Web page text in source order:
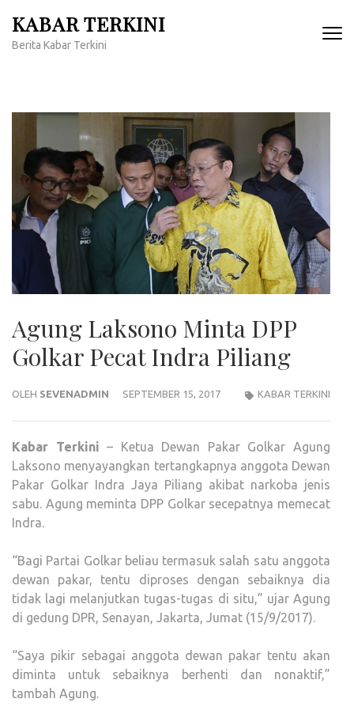
konten
KABAR TERKINI
Berita Kabar Terkini
Agung Laksono Minta DPP
Golkar Pecat Indra Piliang
OLEH SEVENADMIN SEPTEMBER 15, 2017 KABAR TERKINI
Kabar Terkini – Ketua Dewan Pakar Golkar Agung
Laksono menyayangkan tertangkapnya anggota Dewan
Pakar Golkar Indra Jaya Piliang akibat narkoba jenis
sabu. Agung meminta DPP Golkar secepatnya memecat
Indra.
“Bagi Partai Golkar beliau termasuk salah satu anggota
dewan pakar, tentu diproses dengan sebaiknya dia
tidak lagi melanjutkan tugas-tugas di situ,” ujar Agung
di gedung DPR, Senayan, Jakarta, Jumat (15/9/2017).
“Saya pikir sebagai anggota dewan pakar tentu akan
diminta untuk sebaiknya berhenti dan nonaktif,”
tambah Agung.